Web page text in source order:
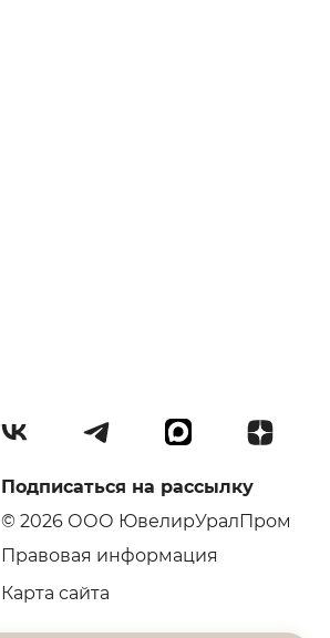
Подписаться на рассылку
© 2026 ООО ЮвелирУралПром
Правовая информация
Карта сайта